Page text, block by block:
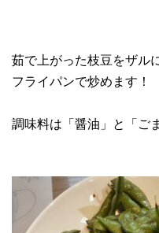
茹で上がった枝豆をザル
フライパンで炒めます！
調味料は「醤油」と「ご